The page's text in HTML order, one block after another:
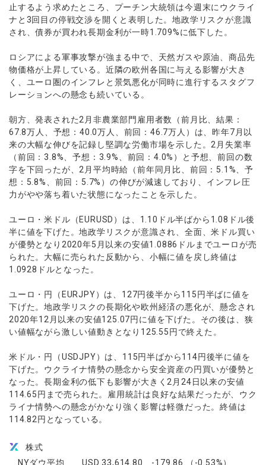
止するよう求めたところ、プーチン大統領は今週末にウクライ
ナと3回目の停戦交渉を開くと表明した。地政学リスクが意識
され、債券が買われ長期金利が一時1.709%に低下した。
ロシアによる軍事攻撃が強まる中で、天然ガスや原油、商品先
物価格が上昇している。近隣の欧州各国に与える影響が大き
く、ユーロ圏のインフレと景気悪化が同時に進行するスタグフ
レーションへの懸念も続いている。
朝方、発表された2月非農業部門雇用者数（前月比、結果：
67.8万人、予想：40.0万人、前回：46.7万人）は、昨年7月以
来の大幅な伸びを記録し堅調な労働市場を示した。2月失業率
（前回：3.8%、予想：3.9%、前回：4.0%）と予想、前回の数
字を下回ったが、2月平均時給（前年同月比、前回：5.1%、予
想：5.8%、前回：5.7%）の伸びが減速しており、インフレ圧
力がやや落ち着いた状態になったことを示した。
ユーロ・米ドル（EURUSD）は、1.10ドル半ばから1.08ドル後
半に値を下げた。地政学リスクが意識され、全面、米ドル買い
が優勢となり2020年5月以来の安値1.0886ドルまでユーロが売
られた。大幅に売られた反動から、小幅に値を戻し終値は
1.0928ドルとなった。
ユーロ・円（EURJPY）は、127円後半から115円半ばに値を
下げた。地政学リスクの長期化や欧州経済の悪化が、懸念され
2020年12月以来の安値125.07円に値を下げた。その後は、狭
い値幅ながら激しい値動きとなり125.55円で終えた。
米ドル・円（USDJPY）は、115円半ばから114円後半に値を
下げた。ウクライナ情勢の懸念から安全資産の円買いが優勢と
なった。長期金利の低下も影響が大きく2月24日以来の安値
114.65円まで売られた。雇用統計は良好な結果だったが、ウク
ライナ情勢への懸念がかなり強く影響は軽微だった。終値は
114.82円となっている。
株式
NYダウ平均 USD 33,614.80 -179.86 （-0.53%）